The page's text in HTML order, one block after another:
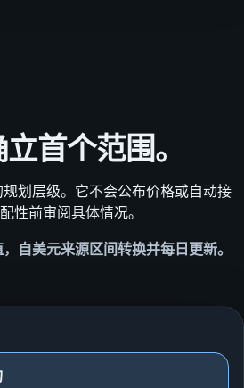
首个范围。
划层级。它不会公布价格或自动接
性前审阅具体情况。
自美元来源区间转换并每日更新。